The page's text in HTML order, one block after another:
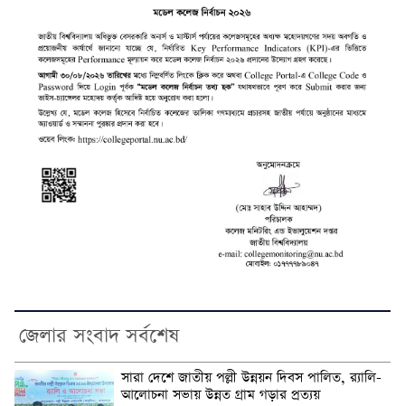
জেলার সংবাদ সর্বশেষ
সারা দেশে জাতীয় পল্লী উন্নয়ন দিবস পালিত, র‍্যালি-
আলোচনা সভায় উন্নত গ্রাম গড়ার প্রত্যয়